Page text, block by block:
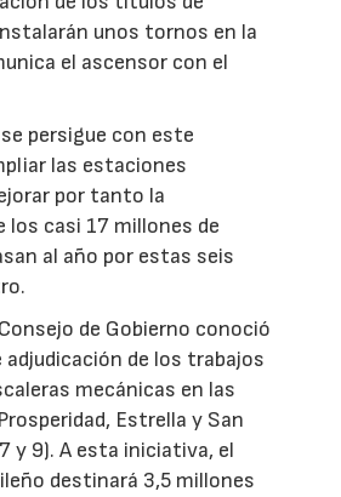
unos tornos en la
el ascensor con el
persigue con este
las estaciones
por tanto la
los casi 17 millones de
al año por estas seis
de Gobierno conoció
adjudicación de los trabajos
mecánicas en las
Estrella y San
y 9). A esta iniciativa, el
destinará 3,5 millones